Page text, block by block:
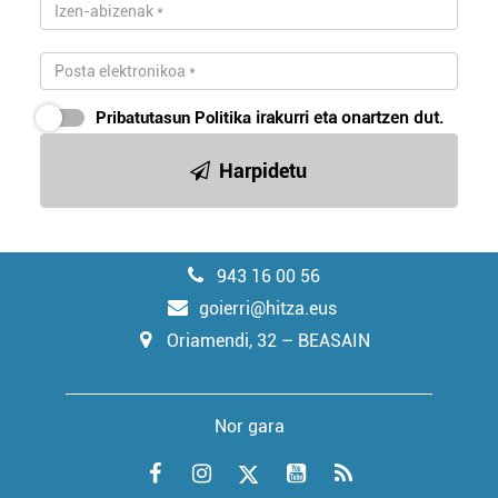
Pribatutasun Politika irakurri eta onartzen dut.
Harpidetu
943 16 00 56
goierri@hitza.eus
Oriamendi, 32 – BEASAIN
Nor gara